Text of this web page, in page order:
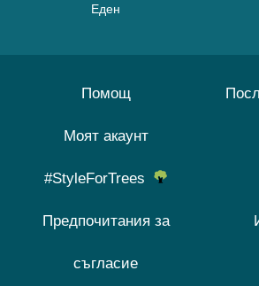
Еден
Помощ
Моят акаунт
#StyleForTrees
Предпочитания за
съгласие